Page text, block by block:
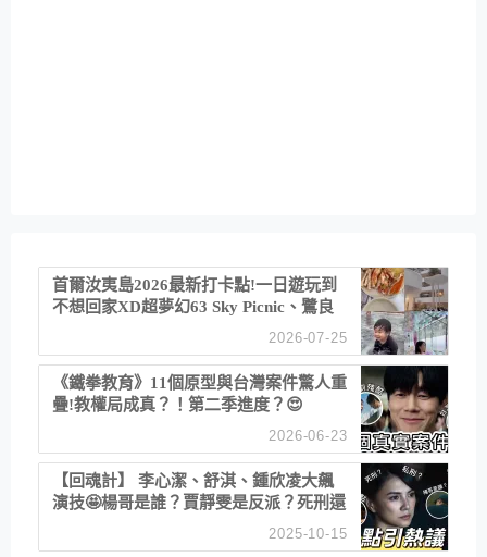
首爾汝夷島2026最新打卡點!一日遊玩到
不想回家XD超夢幻63 Sky Picnic、鷺良
津帝王蟹大餐、《淚之女王》拍攝地、漢
2026-07-25
《鐵拳教育》11個原型與台灣案件驚人重
疊!教權局成真？！第二季進度？😍
2026-06-23
【回魂計】 李心潔、舒淇、鍾欣凌大飆
演技🤩楊哥是誰？賈靜雯是反派？死刑還
2025-10-15